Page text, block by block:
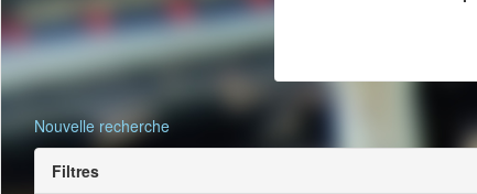
Nouvelle recherche
Filtres